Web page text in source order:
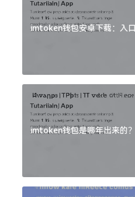
imtoken钱包安卓下载：入
imtoken钱包是哪年出来的